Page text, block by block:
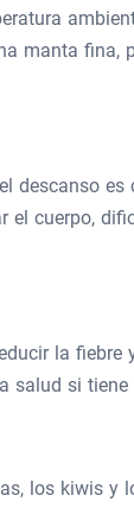
manta fina,
descanso es
el cuerpo,
la fiebre
salud si tiene
los kiwis y